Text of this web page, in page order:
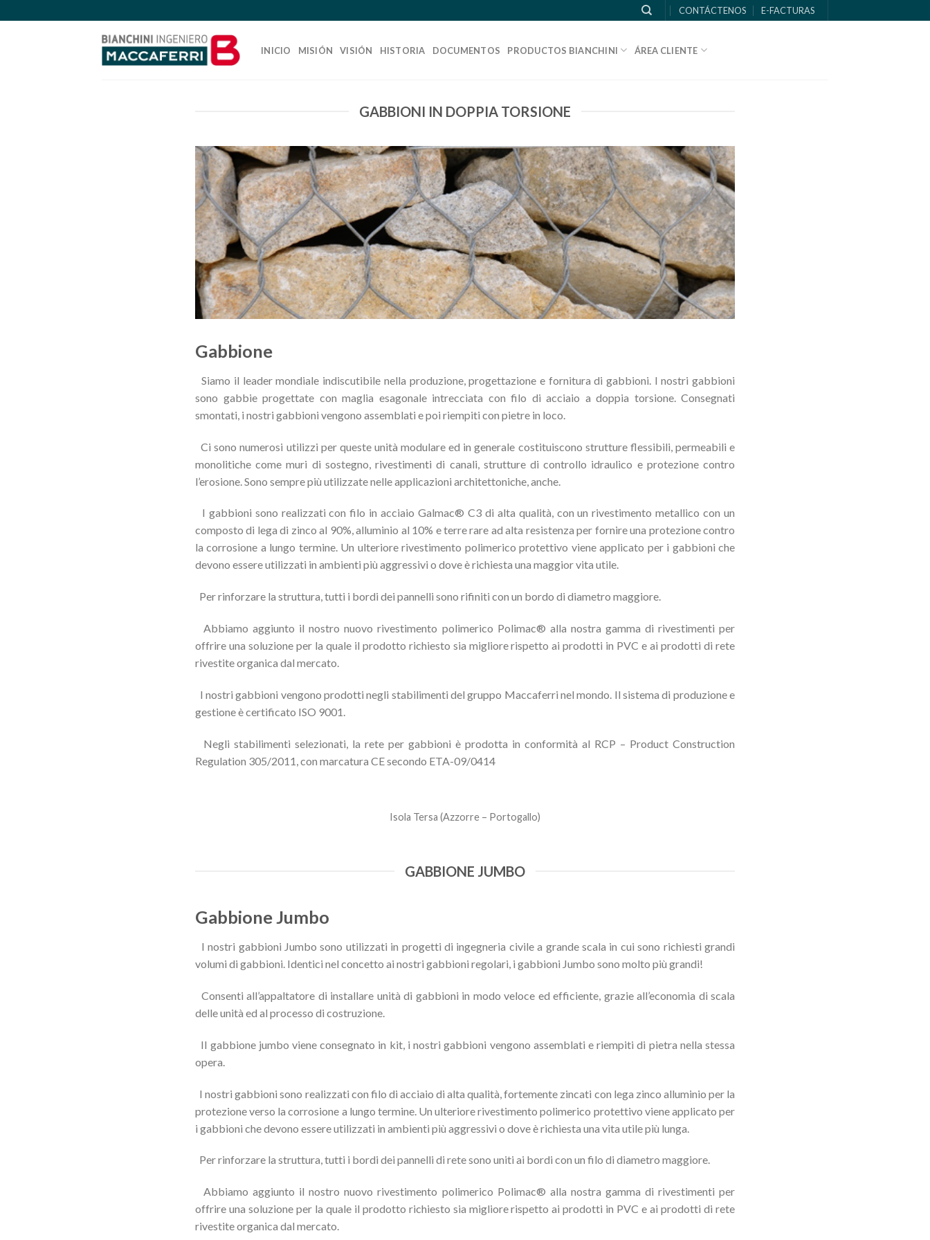
to
CONTÁCTENOS E-FACTURAS
INICIO MISIÓN VISIÓN HISTORIA DOCUMENTOS PRODUCTOS BIANCHINI ÁREA CLIENTE
GABBIONI IN DOPPIA TORSIONE
Gabbione
Siamo il leader mondiale indiscutibile nella produzione, progettazione e fornitura di gabbioni. I nostri gabbioni
sono gabbie progettate con maglia esagonale intrecciata con filo di acciaio a doppia torsione. Consegnati
smontati, i nostri gabbioni vengono assemblati e poi riempiti con pietre in loco.
Ci sono numerosi utilizzi per queste unitàmodulare ed in generale costituiscono strutture flessibili, permeabili e
monolitiche come muri di sostegno, rivestimenti di canali, strutture di controllo idraulico e protezione contro
l’erosione. Sono sempre più utilizzate nelle applicazioni architettoniche, anche.
I gabbioni sono realizzati con filo in acciaio Galmac® C3 di alta qualità, con un rivestimento metallico con un
composto di lega di zinco al 90%, alluminio al 10% e terre rare ad alta resistenza per fornire una protezione contro
la corrosione a lungo termine. Un ulteriore rivestimento polimerico protettivo viene applicato per i gabbioni che
devono essere utilizzati in ambienti più aggressivi o dove è richiesta una maggiorvita utile.
Perrinforzare la struttura, tutti i bordi dei pannelli sono rifiniti con un bordo di diametro maggiore.
Abbiamo aggiunto il nostro nuovo rivestimento polimerico Polimac® alla nostra gamma di rivestimenti per
offrire una soluzione per la quale il prodotto richiesto sia migliore rispetto ai prodotti in PVC e ai prodotti di rete
rivestite organica dal mercato.
I nostri gabbioni vengono prodotti negli stabilimenti del gruppo Maccaferri nel mondo. Il sistema di produzione e
gestione è certificato ISO 9001.
Negli stabilimenti selezionati, la rete per gabbioni è prodotta in conformità al RCP – Product Construction
Regulation 305/2011, con marcatura CE secondo ETA-09/0414
Isola Tersa (Azzorre – Portogallo)
GABBIONE JUMBO
Gabbione Jumbo
I nostri gabbioni Jumbo sono utilizzati in progetti di ingegneria civile a grande scala in cui sono richiesti grandi
volumi di gabbioni. Identici nel concetto ai nostri gabbioni regolari, i gabbioni Jumbo sono molto più grandi!
Consentiall’appaltatore di installare unità di gabbioni in modo veloce ed efficiente, grazie all’economia di scala
delleunità ed al processo di costruzione.
Il gabbione jumbo viene consegnato in kit, i nostri gabbioni vengono assemblati e riempiti di pietra nella stessa
opera.
I nostri gabbioni sono realizzati con filo di acciaio di alta qualità, fortemente zincati con lega zinco alluminio per la
protezione verso la corrosione a lungo termine. Un ulteriore rivestimento polimerico protettivo viene applicato per
i gabbioni che devono essere utilizzati in ambienti più aggressivi o dove è richiesta una vita utile più lunga.
Per rinforzare la struttura, tutti i bordi dei pannelli di rete sono uniti ai bordi con un filo di diametro maggiore.
Abbiamo aggiunto il nostro nuovo rivestimento polimerico Polimac® alla nostra gamma di rivestimenti per
offrire una soluzione per la quale il prodotto richiesto sia migliore rispetto ai prodotti in PVC e ai prodotti di rete
rivestite organica dal mercato.